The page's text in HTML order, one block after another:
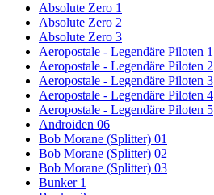
Absolute Zero 1
Absolute Zero 2
Absolute Zero 3
Aeropostale - Legendäre Piloten 1
Aeropostale - Legendäre Piloten 2
Aeropostale - Legendäre Piloten 3
Aeropostale - Legendäre Piloten 4
Aeropostale - Legendäre Piloten 5
Androiden 06
Bob Morane (Splitter) 01
Bob Morane (Splitter) 02
Bob Morane (Splitter) 03
Bunker 1